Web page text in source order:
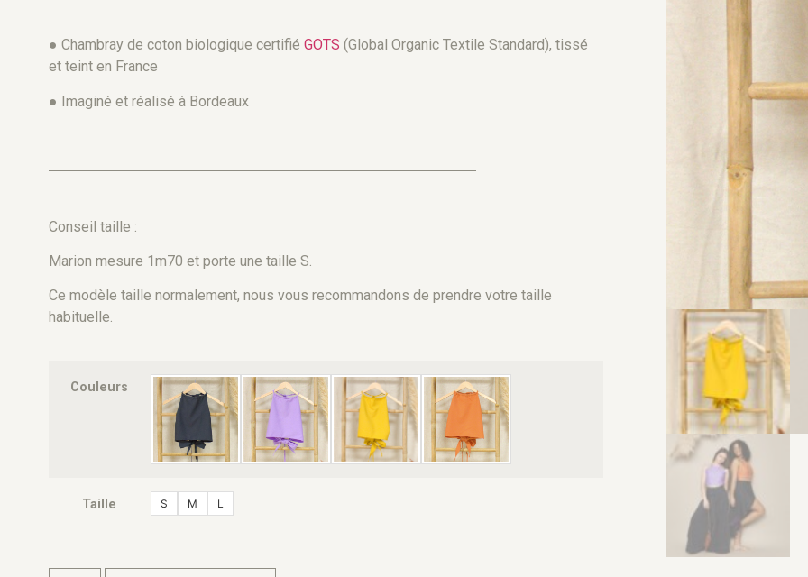
● Chambray de coton biologique certifié GOTS (Global Organic Textile Standard), tissé
et teint en France
● Imaginé et réalisé à Bordeaux
Conseil taille :
Marion mesure 1m70 et porte une taille S.
Ce modèle taille normalement, nous vous recommandons de prendre votre taille
habituelle.
Couleurs
Taille S M L